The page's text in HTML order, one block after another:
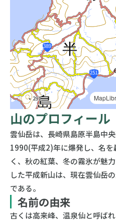
山のプロフィール
雲仙岳は、長崎県島原半島中
1990(平成2)年に爆発し、名
く、秋の紅葉、冬の霧氷が魅
した平成新山は、現在雲仙岳
である。
名前の由来
古くは高来峰、温泉仙と呼ば